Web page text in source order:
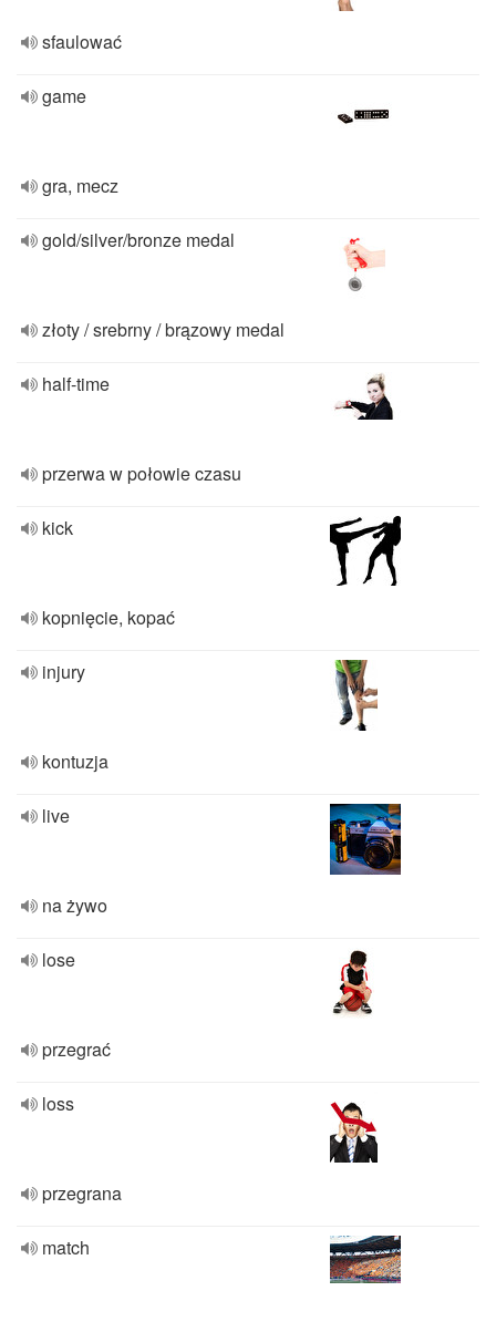
sfaulować
game
gra, mecz
gold/silver/bronze medal
złoty / srebrny / brązowy medal
half-time
przerwa w połowie czasu
kick
kopnięcie, kopać
injury
kontuzja
live
na żywo
lose
przegrać
loss
przegrana
match